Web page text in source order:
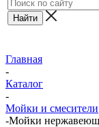
Главная
-
Каталог
-
Мойки и смесители
-Мойки